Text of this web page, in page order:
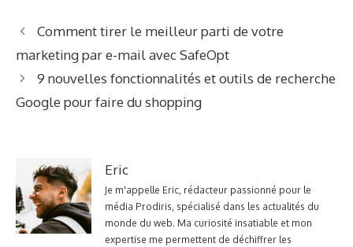
Comment tirer le meilleur parti de votre
marketing par e-mail avec SafeOpt
9 nouvelles fonctionnalités et outils de recherche
Google pour faire du shopping
Eric
Je m'appelle Eric, rédacteur passionné pour le
média Prodiris, spécialisé dans les actualités du
monde du web. Ma curiosité insatiable et mon
expertise me permettent de déchiffrer les